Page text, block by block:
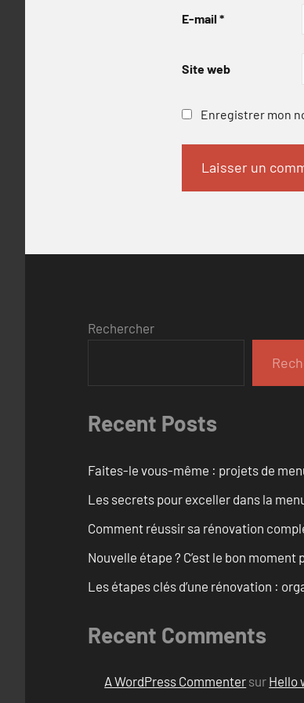
E-mail *
Site web
Enregistrer mon
Rechercher
Recent Posts
Faites-le vous-même : projets de
Les secrets pour exceller dans la
Comment réussir sa rénovation
Nouvelle étape ? C’est le bon moment
Les étapes clés d’une rénovation :
Recent Comments
A WordPress Commenter sur Hello